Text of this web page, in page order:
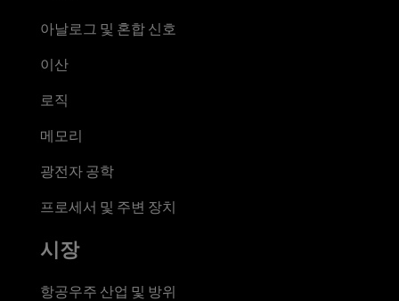
아날로그 및 혼합 신호
이산
로직
메모리
광전자 공학
프로세서 및 주변 장치
시장
항공우주 산업 및 방위